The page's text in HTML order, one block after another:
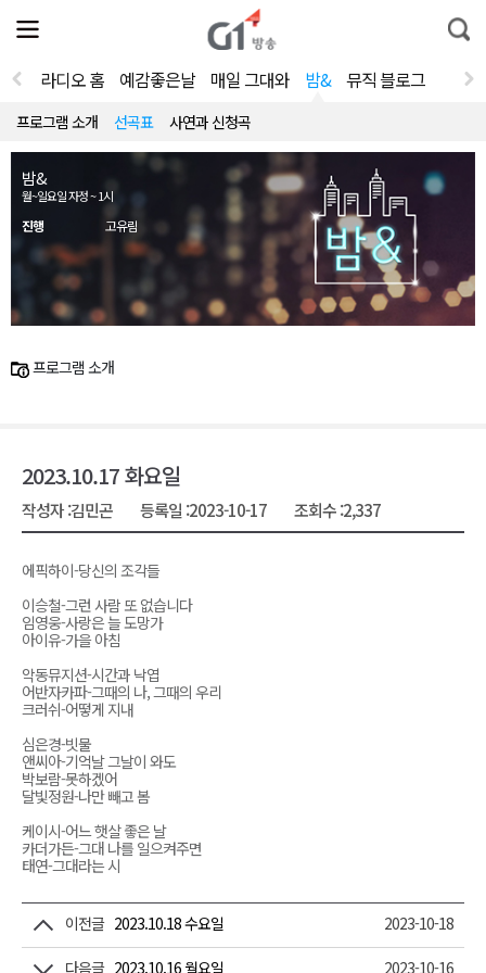
전
체
뉴
열
통
합
라디오 홈 예감좋은날 매일 그대와 밤& 뮤직 블로그
프로그램 소개 선곡표 사연과 신청곡
밤&
월~일요일 자정 ~ 1시
진행 고유림
프로그램 소개
2023.10.17 화요일
작성자 :김민곤 등록일 :2023-10-17 조회수 :2,337
에픽하이-당신의 조각들
이승철-그런 사람 또 없습니다
임영웅-사랑은 늘 도망가
아이유-가을 아침
악동뮤지션-시간과 낙엽
어반자카파-그때의 나, 그때의 우리
크러쉬-어떻게 지내
심은경-빗물
앤씨아-기억날 그날이 와도
박보람-못하겠어
달빛정원-나만 빼고 봄
케이시-어느 햇살 좋은 날
카더가든-그대 나를 일으켜주면
태연-그대라는 시
이전글 2023.10.18 수요일 2023-10-18
다음글 2023.10.16 월요일 2023-10-16